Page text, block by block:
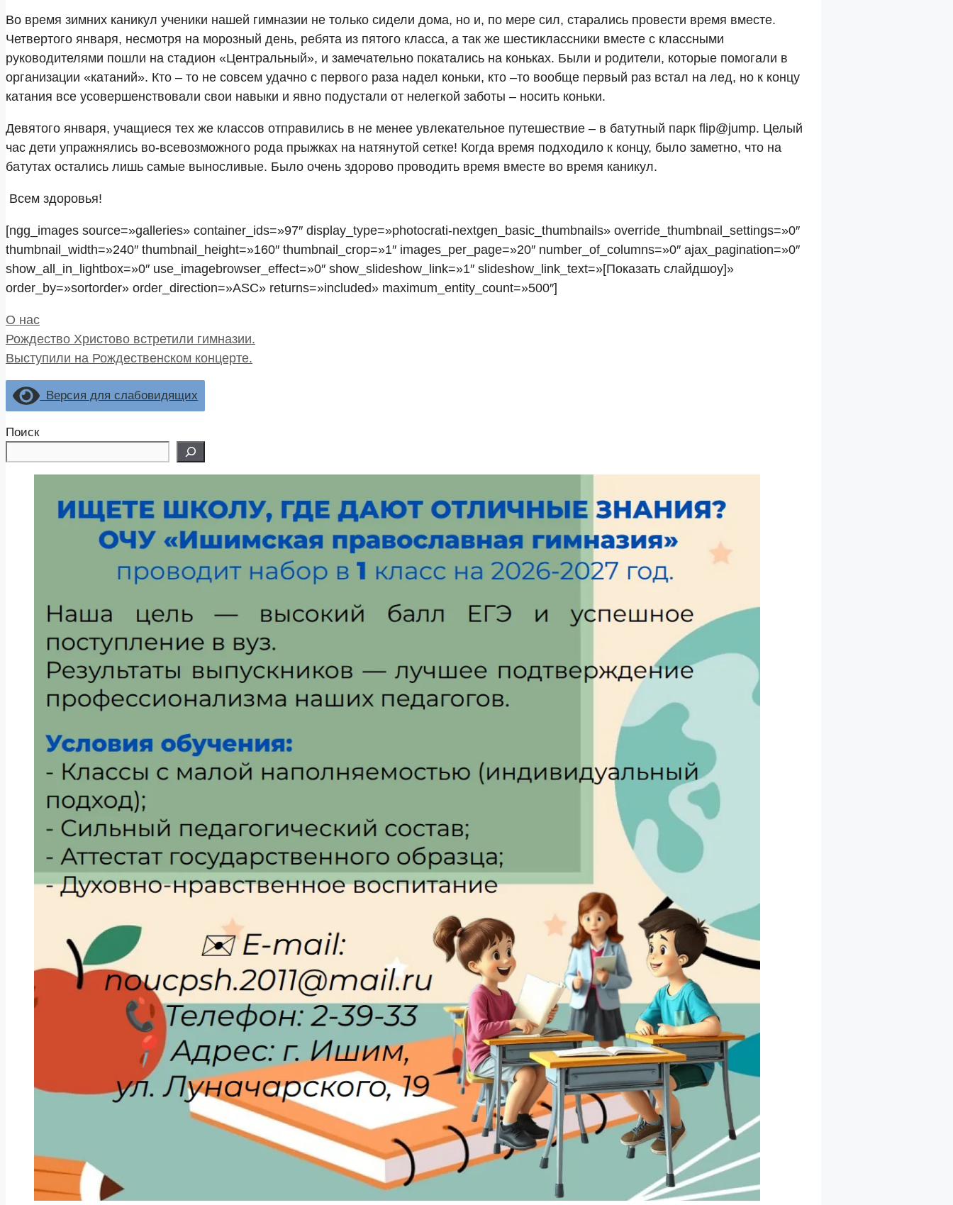
Во время зимних каникул ученики нашей гимназии не только сидели дома, но и, по мере сил, старались провести время вместе.
Четвертого января, несмотря на морозный день, ребята из пятого класса, а так же шестиклассники вместе с классными
руководителями пошли на стадион «Центральный», и замечательно покатались на коньках. Были и родители, которые помогали в
организации «катаний». Кто – то не совсем удачно с первого раза надел коньки, кто –то вообще первый раз встал на лед, но к концу
катания все усовершенствовали свои навыки и явно подустали от нелегкой заботы – носить коньки.
Девятого января, учащиеся тех же классов отправились в не менее увлекательное путешествие – в батутный парк flip@jump. Целый
час дети упражнялись во-всевозможного рода прыжках на натянутой сетке! Когда время подходило к концу, было заметно, что на
батутах остались лишь самые выносливые. Было очень здорово проводить время вместе во время каникул.
Всем здоровья!
[ngg_images source=»galleries» container_ids=»97″ display_type=»photocrati-nextgen_basic_thumbnails» override_thumbnail_settings=»0″
thumbnail_width=»240″ thumbnail_height=»160″ thumbnail_crop=»1″ images_per_page=»20″ number_of_columns=»0″ ajax_pagination=»0″
show_all_in_lightbox=»0″ use_imagebrowser_effect=»0″ show_slideshow_link=»1″ slideshow_link_text=»[Показать слайдшоу]»
order_by=»sortorder» order_direction=»ASC» returns=»included» maximum_entity_count=»500″]
Рубрики
О нас
Рождество Христово встретили гимназии.
Выступили на Рождественском концерте.
Версия для слабовидящих
Поиск